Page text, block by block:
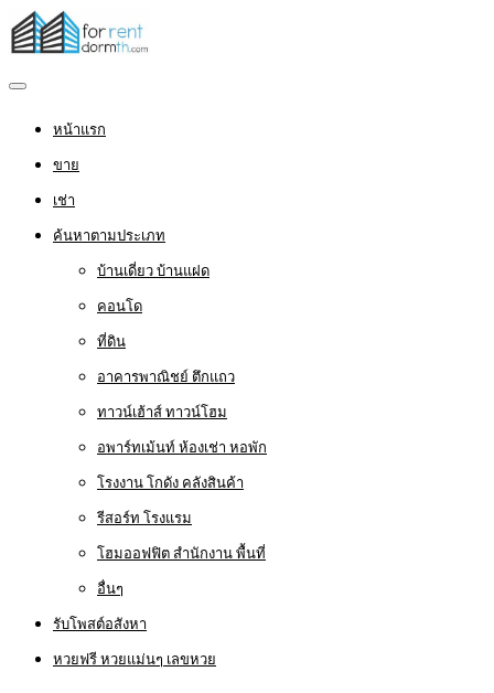
หน้าแรก
ขาย
เช่า
ค้นหาตามประเภท
บ้านเดี่ยว บ้านแฝด
คอนโด
ที่ดิน
อาคารพาณิชย์ ตึกแถว
ทาวน์เฮ้าส์ ทาวน์โฮม
อพาร์ทเม้นท์ ห้องเช่า หอพัก
โรงงาน โกดัง คลังสินค้า
รีสอร์ท โรงแรม
โฮมออฟฟิต สำนักงาน พื้นที่
อื่นๆ
รับโพสต์อสังหา
หวยฟรี หวยแม่นๆ เลขหวย